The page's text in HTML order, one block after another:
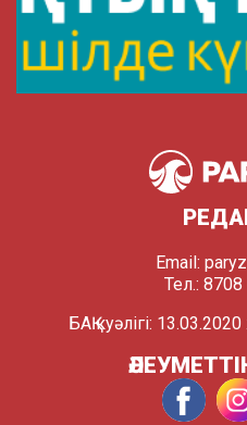
Email:
Тел.:
БАҚ куәлігі: